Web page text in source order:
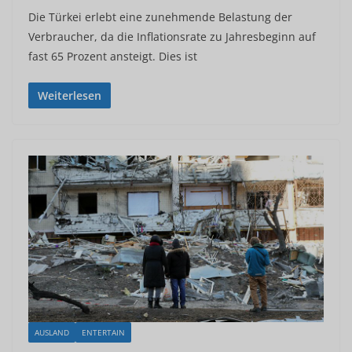
Die Türkei erlebt eine zunehmende Belastung der
Verbraucher, da die Inflationsrate zu Jahresbeginn auf
fast 65 Prozent ansteigt. Dies ist
Weiterlesen
AUSLAND ENTERTAIN